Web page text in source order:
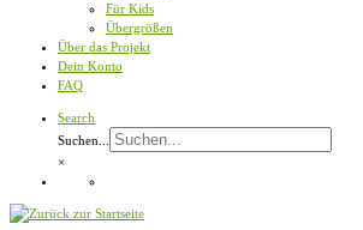
Für Kids
Übergrößen
Über das Projekt
Dein Konto
FAQ
Search
Suchen...
×